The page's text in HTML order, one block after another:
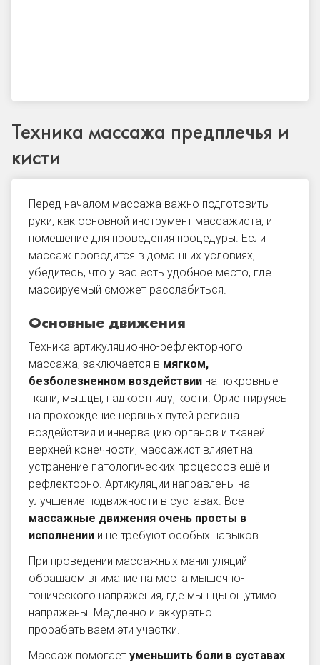
Техника массажа предплечья и
кисти
Перед началом массажа важно подготовить
руки, как основной инструмент массажиста, и
помещение для проведения процедуры. Если
массаж проводится в домашних условиях,
убедитесь, что у вас есть удобное место, где
массируемый сможет расслабиться.
Основные движения
Техника артикуляционно-рефлекторного
массажа, заключается в мягком,
безболезненном воздействии на покровные
ткани, мышцы, надкостницу, кости. Ориентируясь
на прохождение нервных путей региона
воздействия и иннервацию органов и тканей
верхней конечности, массажист влияет на
устранение патологических процессов ещё и
рефлекторно. Артикуляции направлены на
улучшение подвижности в суставах. Все
массажные движения очень просты в
исполнении и не требуют особых навыков.
При проведении массажных манипуляций
обращаем внимание на места мышечно-
тонического напряжения, где мышцы ощутимо
напряжены. Медленно и аккуратно
прорабатываем эти участки.
Массаж помогает уменьшить боли в суставах